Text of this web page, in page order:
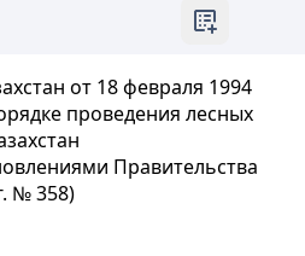
от 18 февраля 1994
проведения лесных
Правительства
№ 358)